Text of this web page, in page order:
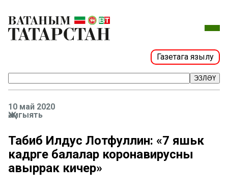
Газетага язылу
ЭЗЛӘҮ
10 май 2020
Җәмгыять
Табиб Илдус Лотфуллин: «7 яшькә
кадәрге балалар коронавирусны
авыррак кичерә»